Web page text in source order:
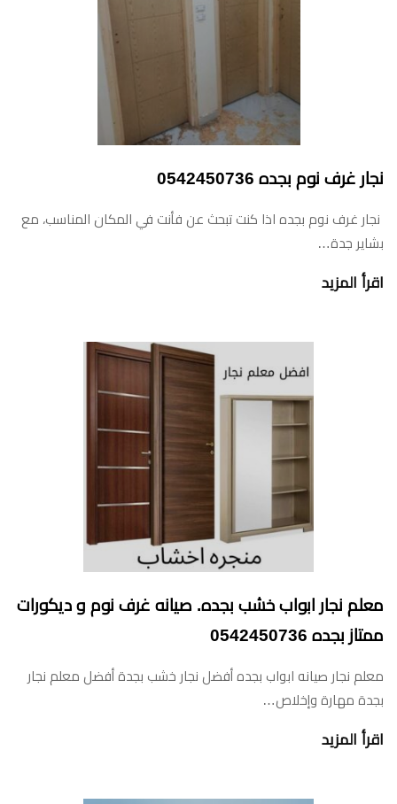
نجار غرف نوم بجده 0542450736
نجار غرف نوم بجده اذا كنت تبحث عن فأنت في المكان المناسب، مع
بشاير جدة…
اقرأ المزيد
معلم نجار ابواب خشب بجده. صيانه غرف نوم و ديكورات
ممتاز بجده 0542450736
معلم نجار صيانه ابواب بجده أفضل نجار خشب بجدة أفضل معلم نجار
بجدة مهارة وإخلاص…
اقرأ المزيد